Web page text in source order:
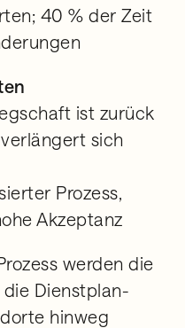
40 % der Zeit
ist zurück
sich
Prozess,
Akzeptanz
werden die
die Dienstplan-
hinweg